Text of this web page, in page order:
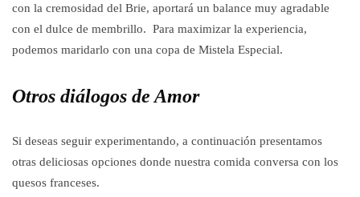
con la cremosidad del Brie, aportará un balance muy agradable
con el dulce de membrillo. Para maximizar la experiencia,
podemos maridarlo con una copa de Mistela Especial.
Otros diálogos de Amor
Si deseas seguir experimentando, a continuación presentamos
otras deliciosas opciones donde nuestra comida conversa con los
quesos franceses.